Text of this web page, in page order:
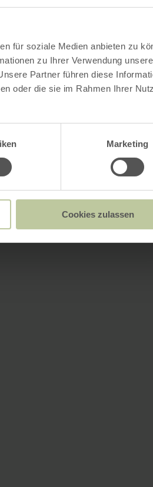
für soziale Medien anbieten zu
zu Ihrer Verwendung
Partner führen diese
oder die sie im Rahmen Ihrer
Marketing
Cookies zulassen